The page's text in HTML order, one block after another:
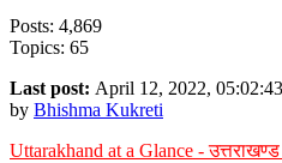
Posts: 4,869
Topics: 65
Last post: April 12, 2022,
by Bhishma Kukreti
Uttarakhand at a Glance -